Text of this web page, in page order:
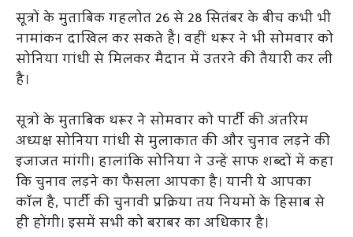
सूत्रों के मुताबिक गहलोत 26 से 28 सितंबर के बीच कभी भी
नामांकन दाखिल कर सकते हैं। वहीं थरूर ने भी सोमवार को
सोनिया गांधी से मिलकर मैदान में उतरने की तैयारी कर ली
है।
सूत्रों के मुताबिक थरूर ने सोमवार को पार्टी की अंतरिम
अध्यक्ष सोनिया गांधी से मुलाकात की और चुनाव लड़ने की
इजाजत मांगी। हालांकि सोनिया ने उन्हें साफ शब्दों में कहा
कि चुनाव लड़ने का फैसला आपका है। यानी ये आपका
कॉल है, पार्टी की चुनावी प्रक्रिया तय नियमों के हिसाब से
ही होंगी। इसमें सभी को बराबर का अधिकार है।